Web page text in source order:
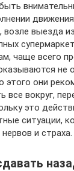
возле выезда
чаще всего
не
этого они
все вокруг,
это
ситуации,
и страха.